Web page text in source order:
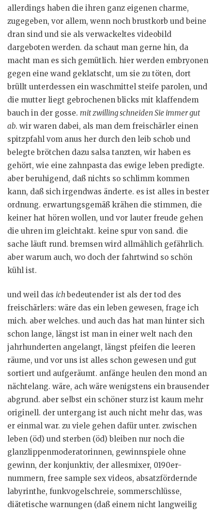
allerdings haben die ihren ganz eigenen charme,
zugegeben, vor allem, wenn noch brustkorb und beine
dran sind und sie als verwackeltes videobild
dargeboten werden. da schaut man gerne hin, da
macht man es sich gemütlich. hier werden embryonen
gegen eine wand geklatscht, um sie zu töten, dort
brüllt unterdessen ein waschmittel steife parolen, und
die mutter liegt gebrochenen blicks mit klaffendem
bauch in der gosse. mit zwilling schneiden Sie immer gut
ab. wir waren dabei, als man dem freischärler einen
spitzpfahl vom anus her durch den leib schob und
belegte brötchen dazu salsa tanzten, wir haben es
gehört, wie eine zahnpasta das ewige leben predigte.
aber beruhigend, daß nichts so schlimm kommen
kann, daß sich irgendwas änderte. es ist alles in bester
ordnung. erwartungsgemäß krähen die stimmen, die
keiner hat hören wollen, und vor lauter freude gehen
die uhren im gleichtakt. keine spur von sand. die
sache läuft rund. bremsen wird allmählich gefährlich.
aber warum auch, wo doch der fahrtwind so schön
kühl ist.
und weil das ichbedeutender ist als der tod des
freischärlers: wäre das ein leben gewesen, frage ich
mich. aber welches. und auch das hat man hinter sich
schon lange, längst ist man in einer welt nach den
jahrhunderten angelangt, längst pfeifen die leeren
räume, und vor uns ist alles schon gewesen und gut
sortiert und aufgeräumt. anfänge heulen den mond an
nächtelang. wäre, ach wäre wenigstens ein brausender
abgrund. aber selbst ein schöner sturz ist kaum mehr
originell. der untergang ist auch nicht mehr das, was
er einmal war. zu viele gehen dafür unter. zwischen
leben (öd) und sterben (öd) bleiben nur noch die
glanzlippenmoderatorinnen, gewinnspiele ohne
gewinn, der konjunktiv, der allesmixer, 0190er-
nummern, free sample sex videos, absatzfördernde
labyrinthe, funkvogelschreie, sommerschlüsse,
diätetische warnungen (daß einem nicht langweilig